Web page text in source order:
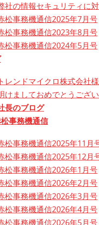
社の情報セキュリティに
松事務機通信2025年7月号
松事務機通信2023年8月号
松事務機通信2024年5月号
トレンドマイクロ株式会社
けましておめでとうござい
長のブログ
事務機通信
松事務機通信2025年11月
松事務機通信2025年12月
松事務機通信2026年1月号
松事務機通信2026年2月号
松事務機通信2026年3月号
松事務機通信2026年4月号
松事務機通信2026年5月号